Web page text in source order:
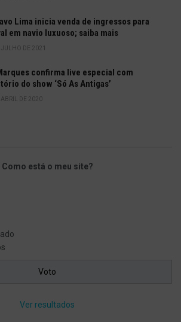
Lima inicia venda de ingressos para
em navio luxuoso; saiba mais
DE 2021
confirma live especial com
do show ‘Só As Antigas’
ABRIL DE 2020
Como está o meu site?
Ver resultados